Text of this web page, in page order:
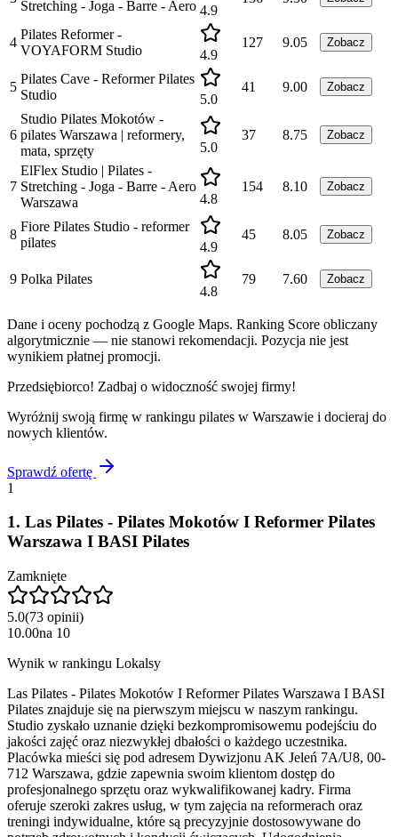
Stretching - Joga - Barre - Aero 4.9
4
Pilates Reformer -
VOYAFORM Studio
4.9
127 9.05 Zobacz
5
Pilates Cave - Reformer Pilates
Studio
5.0
41 9.00 Zobacz
6
Studio Pilates Mokotów -
pilates Warszawa | reformery,
mata, sprzęty
5.0
37 8.75 Zobacz
7
ElFlex Studio | Pilates -
Stretching - Joga - Barre - Aero
Warszawa
4.8
154 8.10 Zobacz
8
Fiore Pilates Studio - reformer
pilates
4.9
45 8.05 Zobacz
9 Polka Pilates
4.8
79 7.60 Zobacz
Dane i oceny pochodzą z Google Maps. Ranking Score obliczany
algorytmicznie — nie stanowi rekomendacji. Pozycja nie jest
wynikiem płatnej promocji.
Przedsiębiorco! Zadbaj o widoczność swojej firmy!
Wyróżnij swoją firmę w rankingu pilates w Warszawie i docieraj do
nowych klientów.
Sprawdź ofertę
1
1. Las Pilates - Pilates Mokotów I Reformer Pilates
Warszawa I BASI Pilates
Zamknięte
5.0(73 opinii)
10.00na 10
Wynik w rankingu Lokalsy
Las Pilates - Pilates Mokotów I Reformer Pilates Warszawa I BASI
Pilates znajduje się na pierwszym miejscu w naszym rankingu.
Studio zyskało uznanie dzięki bezkompromisowemu podejściu do
jakości zajęć oraz niezwykłej dbałości o każdego uczestnika.
Placówka mieści się pod adresem Dywizjonu AK Jeleń 7A/U8, 00-
712 Warszawa, gdzie zapewnia swoim klientom dostęp do
profesjonalnego sprzętu oraz wykwalifikowanej kadry. Firma
oferuje szeroki zakres usług, w tym zajęcia na reformerach oraz
treningi indywidualne, które są precyzyjnie dostosowywane do